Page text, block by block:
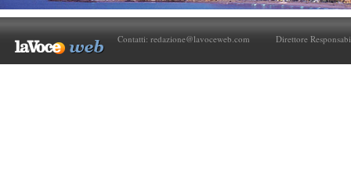
Contatti: redazione@lavoceweb.com Direttore